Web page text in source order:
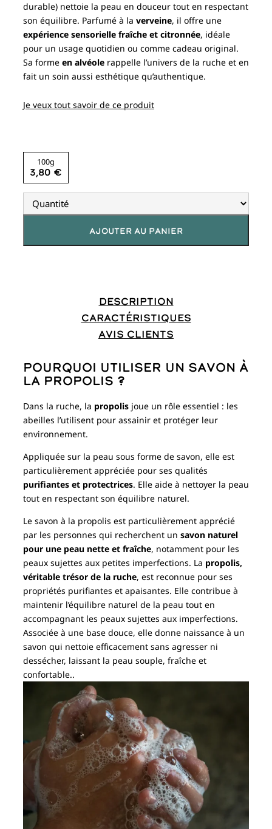
durable) nettoie la peau en douceur tout en respectant
son équilibre. Parfumé à la verveine, il offre une
expérience sensorielle fraîche et citronnée, idéale
pour un usage quotidien ou comme cadeau original.
Sa forme en alvéole rappelle l’univers de la ruche et en
fait un soin aussi esthétique qu’authentique.
Je veux tout savoir de ce produit
100g
3,80 €
Ajouter au panier
Description
Caractéristiques
Avis clients
Pourquoi utiliser un savon à
la propolis ?
Dans la ruche, la propolis joue un rôle essentiel : les
abeilles l’utilisent pour assainir et protéger leur
environnement.
Appliquée sur la peau sous forme de savon, elle est
particulièrement appréciée pour ses qualités
purifiantes et protectrices. Elle aide à nettoyer la peau
tout en respectant son équilibre naturel.
Le savon à la propolis est particulièrement apprécié
par les personnes qui recherchent un savon naturel
pour une peau nette et fraîche, notamment pour les
peaux sujettes aux petites imperfections. La propolis,
véritable trésor de la ruche, est reconnue pour ses
propriétés purifiantes et apaisantes. Elle contribue à
maintenir l’équilibre naturel de la peau tout en
accompagnant les peaux sujettes aux imperfections.
Associée à une base douce, elle donne naissance à un
savon qui nettoie efficacement sans agresser ni
dessécher, laissant la peau souple, fraîche et
confortable..